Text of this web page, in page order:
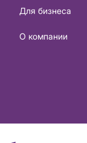
Для бизнеса
О компании